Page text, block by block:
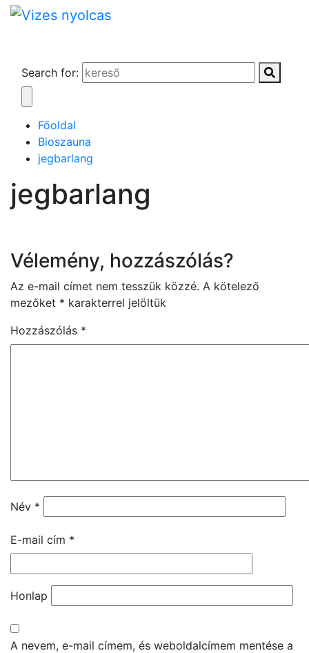
Search for:
Főoldal
Bioszauna
jegbarlang
jegbarlang
Vélemény, hozzászólás?
Az e-mail címet nem tesszük közzé. A kötelező
mezőket * karakterrel jelöltük
Hozzászólás *
Név *
E-mail cím *
Honlap
A nevem, e-mail címem, és weboldalcímem mentése a